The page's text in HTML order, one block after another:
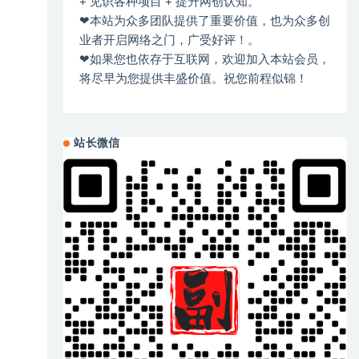
❤本站为众多团队提供了重要价值，也为众多创
业者开启网络之门，广受好评！。
❤如果您也依存于互联网，欢迎加入本站会员，
将尽早为您提供丰盛价值。祝您前程似锦！
站长微信